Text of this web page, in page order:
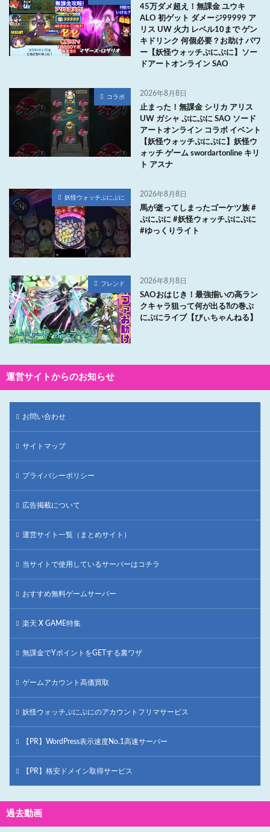
45万ダメ超え！無課金 ユウキ
ALO 初ゲット ダメージ99999 ア
リス UW 火力 レベル10まで ゲン
キドリンク 何個必要？お助け パワ
ー【妖怪ウォッチぷにぷに】ソー
ドアートオンライン SAO
コラボ 2026年8月8日
止まった！無課金 シリカ アリス
UW ガシャ ぷにぷに SAO ソード
アートオンライン コラボ イベント
【妖怪ウォッチぷにぷに】妖怪ウ
ォッチ ゲーム swordartonline キリ
ト アスナ
妖怪ウォッチぷにぷに 2026年8月8日
馬が逝ってしまったゴーケツ族 #
ぷにぷに #妖怪ウォッチぷにぷに
#ゆっくりライト
フレンド 2026年8月8日
SAOおはじき！最強揃いの高ラン
クキャラ狙って何が出る⁈の巻ぷ
にぷにライブ【ぴぃちゃんねる】
運営サイトからのお知らせ
お問い合わせ
サイトマップ
プライバシーポリシー
広告掲載について
運営サイト一覧（まとめサイト）
当サイトで使用しているサーバーはコチラ
おすすめ無料ゲームサーバー
楽天 X GAME特集
無課金でYポイントをGETする裏ワザ
ゲームアカウント高価買取
妖怪ウォッチぷにぷにのアカウントフリマサービス
【PR】WordPress表示速度No.1高速サーバー
【PR】格安ドメイン取得サービス
過去動画